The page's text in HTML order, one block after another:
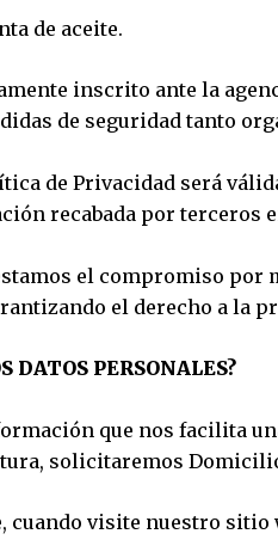
de aceite.
inscrito ante la
de seguridad tanto
de Privacidad será
recabada por terceros
el compromiso por
el derecho a la
DATOS PERSONALES?
que nos facilita
solicitaremos
cuando visite nuestro sitio